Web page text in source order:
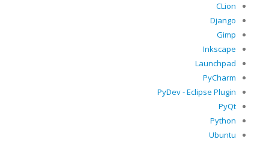
CLion
Django
Gimp
Inkscape
Launchpad
PyCharm
PyDev - Eclipse Plugin
PyQt
Python
Ubuntu